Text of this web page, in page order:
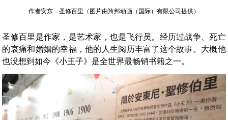
作者安东．圣修百里（图片由羚邦动画（国际）有限公司提供）
圣修百里是作家，是艺术家，也是飞行员。经历过战争、死亡
的哀痛和婚姻的幸福，他的人生阅历丰富了这个故事。大概他
也没想到如今《小王子》是全世界最畅销书籍之一。